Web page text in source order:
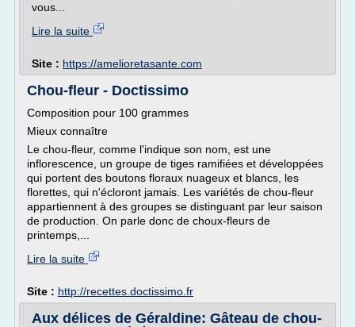
vous...
Lire la suite
Site : https://amelioretasante.com
Chou-fleur - Doctissimo
Composition pour 100 grammes
Mieux connaître
Le chou-fleur, comme l'indique son nom, est une
inflorescence, un groupe de tiges ramifiées et développées
qui portent des boutons floraux nuageux et blancs, les
florettes, qui n'écloront jamais. Les variétés de chou-fleur
appartiennent à des groupes se distinguant par leur saison
de production. On parle donc de choux-fleurs de
printemps,...
Lire la suite
Site : http://recettes.doctissimo.fr
Aux délices de Géraldine: Gâteau de chou-